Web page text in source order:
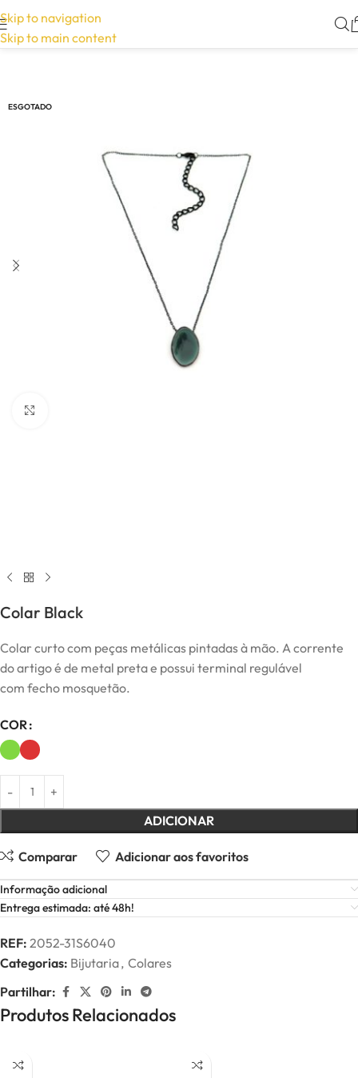
Skip to navigation
Skip to main content
ESGOTADO
Colar Black
Colar curto com peças metálicas pintadas à mão. A corrente
do artigo é de metal preta e possui terminal regulável
com fecho mosquetão.
COR
ADICIONAR
Comparar Adicionar aos favoritos
Informação adicional
Entrega estimada: até 48h!
REF: 2052-31S6040
Categorias: Bijutaria, Colares
Partilhar:
Produtos Relacionados